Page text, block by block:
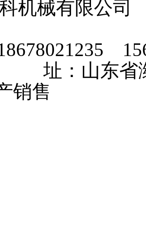
科机械有限公
址：山东省
销售